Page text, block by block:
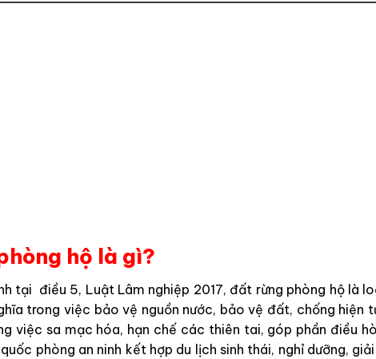
hộ là gì?
tại điều 5, Luật Lâm nghiệp 2017, đất rừng phòng hộ là
trong việc bảo vệ nguồn nước, bảo vệ đất, chống hiện
việc sa mạc hóa, hạn chế các thiên tai, góp phần điều
phòng an ninh kết hợp du lịch sinh thái, nghỉ dưỡng,